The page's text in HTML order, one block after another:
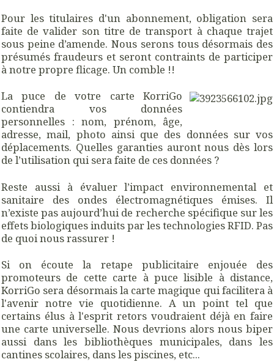
Pour les titulaires d'un abonnement, obligation sera
faite de valider son titre de transport à chaque trajet
sous peine d’amende. Nous serons tous désormais des
présumés fraudeurs et seront contraints de participer
à notre propre flicage. Un comble !!
La puce de votre carte KorriGo
contiendra vos données
personnelles : nom, prénom, âge,
adresse, mail, photo ainsi que des données sur vos
déplacements. Quelles garanties auront nous dès lors
de l’utilisation qui sera faite de ces données ?
Reste aussi à évaluer l’impact environnemental et
sanitaire des ondes électromagnétiques émises. Il
n’existe pas aujourd’hui de recherche spécifique sur les
effets biologiques induits par les technologies RFID. Pas
de quoi nous rassurer !
Si on écoute la retape publicitaire enjouée des
promoteurs de cette carte à puce lisible à distance,
KorriGo sera désormais la carte magique qui facilitera à
l'avenir notre vie quotidienne. A un point tel que
certains élus à l'esprit retors voudraient déjà en faire
une carte universelle. Nous devrions alors nous biper
aussi dans les bibliothèques municipales, dans les
cantines scolaires, dans les piscines, etc...